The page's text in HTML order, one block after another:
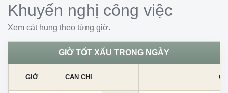
Khuyến nghị công việc
Xem cát hung theo từng giờ.
GIỜ TỐT XẤU TRONG NGÀY
GIỜ CAN CHI